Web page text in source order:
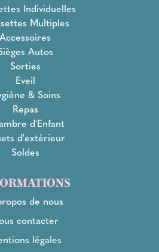
Individuelles
Multiples
Accessoires
Autos
Sorties
Eveil
& Soins
Repas
d'Enfant
d'extérieur
Soldes
de nous
contacter
légales